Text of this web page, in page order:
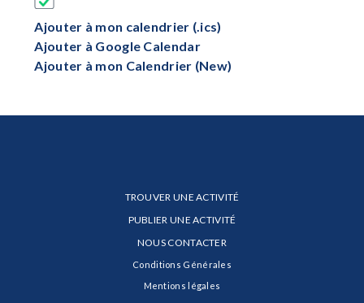
Ajouter à mon calendrier (.ics)
Ajouter à Google Calendar
Ajouter à mon Calendrier (New)
TROUVER UNE ACTIVITÉ
PUBLIER UNE ACTIVITÉ
NOUS CONTACTER
Conditions Générales
Mentions légales